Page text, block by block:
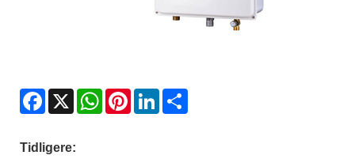
Facebook
X WhatsAppPinterestLinkedIn
Tidligere: